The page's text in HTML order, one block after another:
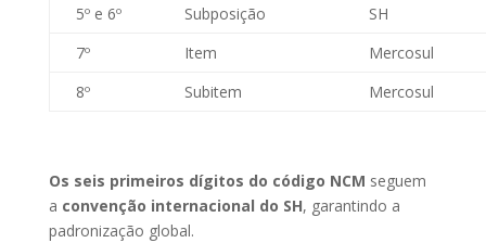
5º e 6º
Subposição SH
7º
Item Mercosul
8º
Subitem Mercosul
Os seis primeiros dígitos do código NCM seguem
a convenção internacional do SH, garantindo a
padronização global.